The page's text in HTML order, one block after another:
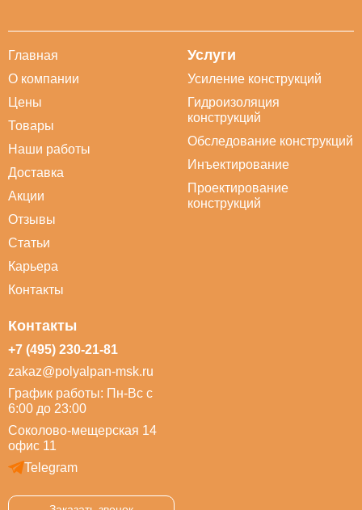
Главная
О компании
Цены
Товары
Наши работы
Доставка
Акции
Отзывы
Статьи
Карьера
Контакты
Услуги
Усиление конструкций
Гидроизоляция
конструкций
Обследование конструкций
Инъектирование
Проектирование
конструкций
Контакты
+7 (495) 230-21-81
zakaz@polyalpan-msk.ru
График работы: Пн-Вс с
6:00 до 23:00
Соколово-мещерская 14
офис 11
Telegram